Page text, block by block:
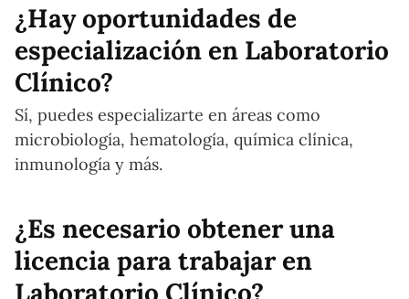
¿Hay oportunidades de
especialización en Laboratorio
Clínico?
Sí, puedes especializarte en áreas como
microbiología, hematología, química clínica,
inmunología y más.
¿Es necesario obtener una
licencia para trabajar en